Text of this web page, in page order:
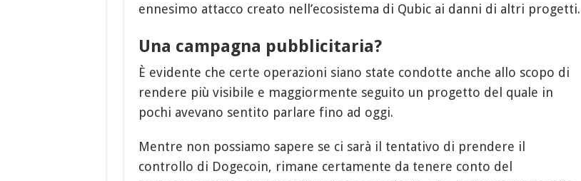
ennesimo attacco creato nell’ecosistema di Qubic ai danni di altri progetti.
Una campagna pubblicitaria?
È evidente che certe operazioni siano state condotte anche allo scopo di
rendere più visibile e maggiormente seguito un progetto del quale in
pochi avevano sentito parlare fino ad oggi.
Mentre non possiamo sapere se ci sarà il tentativo di prendere il
controllo di Dogecoin, rimane certamente da tenere conto del